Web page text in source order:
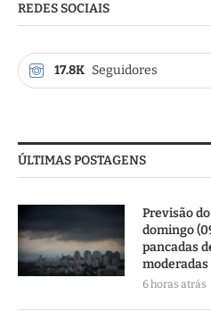
REDES SOCIAIS
17.8K Seguidores
ÚLTIMAS POSTAGENS
Previsão
domingo
pancadas
6 horas atrás